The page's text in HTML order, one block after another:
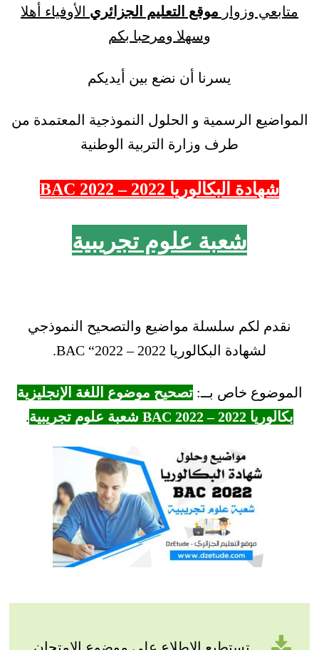
متابعي وزوار موقع التعليم الجزائري الأوفياء أهلا
وسهلا ومرحبا بكم
يسرنا أن نضع بين أيديكم
المواضيع الرسمية و الحلول النموذجية المعتمدة من
طرف وزارة التربية الوطنية
شهادة البكالوريا 2022 – 2022 BAC
شعبة علوم تجريبية
نقدم لكم سلسلة مواضيع والتصحيح النموذجي
لشهادة البكالوريا 2022 – BAC “2022.
الموضوع خاص بــ:تصحيح موضوع اللغة الإنجليزية
بكالوريا 2022 – BAC 2022 شعبة علوم تجريبية
.